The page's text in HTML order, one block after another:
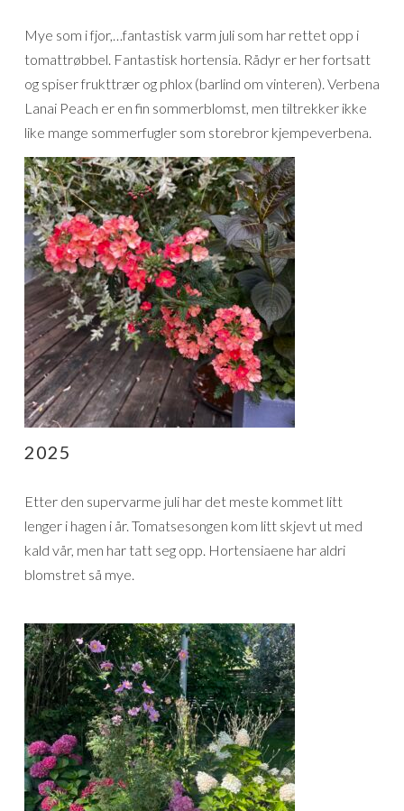
Mye som i fjor,…fantastisk varm juli som har rettet opp i
tomattrøbbel. Fantastisk hortensia. Rådyr er her fortsatt
og spiser frukttrær og phlox (barlind om vinteren). Verbena
Lanai Peach er en fin sommerblomst, men tiltrekker ikke
like mange sommerfugler som storebror kjempeverbena.
2025
Etter den supervarme juli har det meste kommet litt
lenger i hagen i år. Tomatsesongen kom litt skjevt ut med
kald vår, men har tatt seg opp. Hortensiaene har aldri
blomstret så mye.